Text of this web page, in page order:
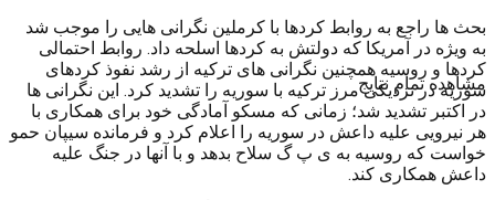
مشاهده تمام نتایج
بحث ها راجع به روابط کردها با کرملین نگرانی هایی را موجب شد
به ویژه در آمریکا که دولتش به کردها اسلحه داد. روابط احتمالی
کردها و روسیه همچنین نگرانی های ترکیه از رشد نفوذ کردهای
سوریه در نزدیکی مرز ترکیه با سوریه را تشدید کرد. این نگرانی ها
در اکتبر تشدید شد؛ زمانی که مسکو آمادگی خود برای همکاری با
هر نیرویی علیه داعش در سوریه را اعلام کرد و فرمانده سیپان حمو
خواست که روسیه به ی پ گ سلاح بدهد و با آنها در جنگ علیه
داعش همکاری کند.